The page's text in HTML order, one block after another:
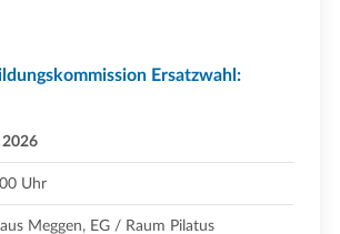
Ersatzwahl:
2026
Uhr
Meggen, EG / Raum Pilatus